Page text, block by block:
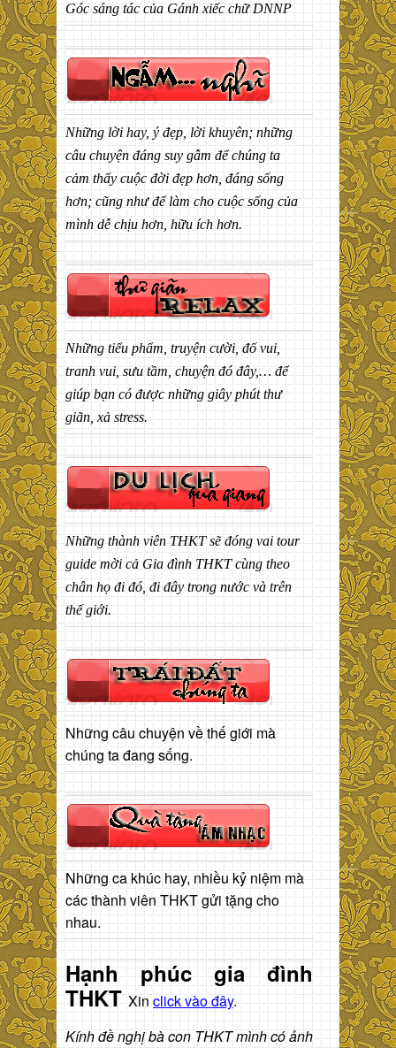
Góc sáng tác của Gánh xiếc chữ DNNP
Những lời hay, ý đẹp, lời khuyên; những
câu chuyện đáng suy gẫm để chúng ta
cảm thấy cuộc đời đẹp hơn, đáng sống
hơn; cũng như để làm cho cuộc sống của
mình dễ chịu hơn, hữu ích hơn.
Những tiểu phẩm, truyện cười, đố vui,
tranh vui, sưu tầm, chuyện đó đây,… để
giúp bạn có được những giây phút thư
giãn, xả stress.
Những thành viên THKT sẽ đóng vai tour
guide mời cả Gia đình THKT cùng theo
chân họ đi đó, đi đây trong nước và trên
thế giới.
Những câu chuyện về thế giới mà
chúng ta đang sống.
Những ca khúc hay, nhiều kỷ niệm mà
các thành viên THKT gửi tặng cho
nhau.
Hạnh phúc gia đình
THKT Xin click vào đây.
Kính đề nghị bà con THKT mình có ảnh